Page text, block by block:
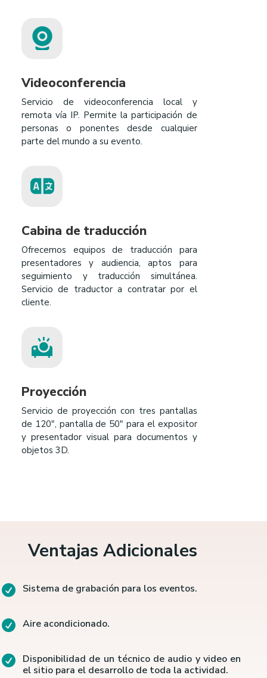
Videoconferencia
Servicio de videoconferencia local y
remota vía IP. Permite la participación de
personas o ponentes desde cualquier
parte del mundo a su evento.
Cabina de traducción
Ofrecemos equipos de traducción para
presentadores y audiencia, aptos para
seguimiento y traducción simultánea.
Servicio de traductor a contratar por el
cliente.
Proyección
Servicio de proyección con tres pantallas
de 120″, pantalla de 50″ para el expositor
y presentador visual para documentos y
objetos 3D.
Ventajas Adicionales
 Sistema de grabación para los eventos.
 Aire acondicionado.
 Disponibilidad de un técnico de audio y video en
el sitio para el desarrollo de toda la actividad.